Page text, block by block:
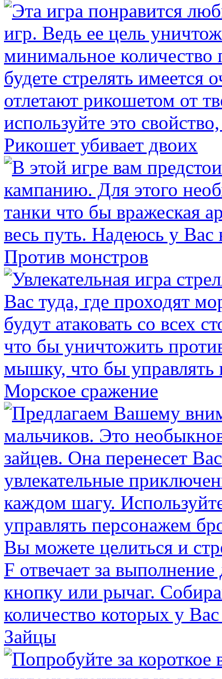
Рикошет убивает двоих
Против монстров
Морское сражение
Зайцы